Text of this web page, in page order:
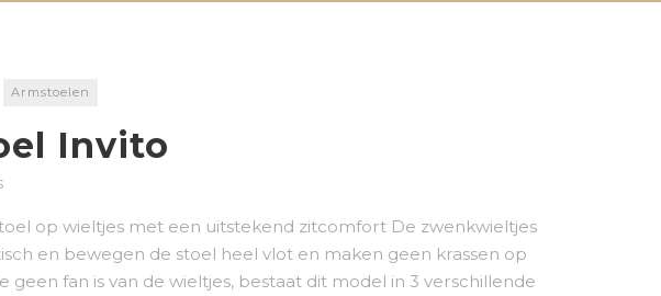
Armstoelen
Invito
op wieltjes met een uitstekend zitcomfort De zwenkwieltjes
en bewegen de stoel heel vlot en maken geen krassen op
geen fan is van de wieltjes, bestaat dit model in 3 verschillende